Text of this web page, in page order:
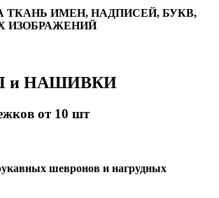
ТКАНЬ ИМЕН, НАДПИСЕЙ, БУКВ,
ИЗОБРАЖЕНИЙ
и НАШИВКИ
от 10 шт
шевронов и нагрудных